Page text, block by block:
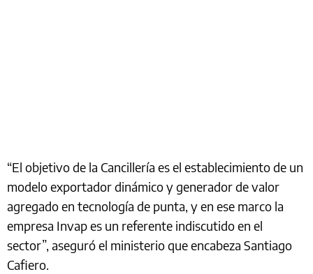
“El objetivo de la Cancillería es el establecimiento de un
modelo exportador dinámico y generador de valor
agregado en tecnología de punta, y en ese marco la
empresa Invap es un referente indiscutido en el
sector”, aseguró el ministerio que encabeza Santiago
Cafiero.